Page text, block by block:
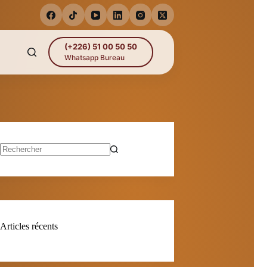
(+226) 51 00 50 50
Whatsapp Bureau
Articles récents